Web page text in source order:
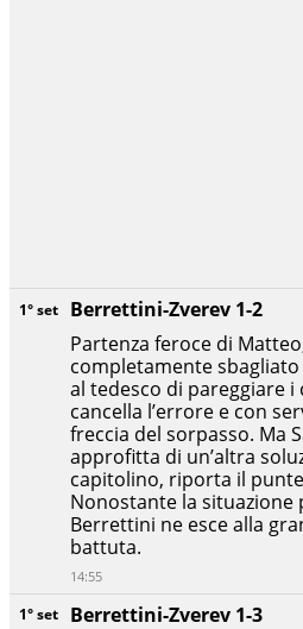
1° set
Berrettini-Zverev 1-3
1° set
Berrettini-Zverev 1-2
Partenza feroce di
completamente
al tedesco di pareggiare
cancella l’errore e con
freccia del sorpasso. Ma
approfitta di un’altra
capitolino, riporta il
Nonostante la situazione
Berrettini ne esce alla
battuta.
14:55